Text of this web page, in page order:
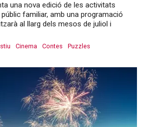
una nova edició de les activitats
familiar, amb una programació
al llarg dels mesos de juliol i
Cinema Contes Puzzles